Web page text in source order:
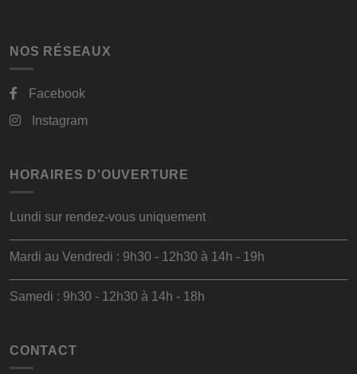
NOS RÉSEAUX
Facebook
Instagram
HORAIRES D'OUVERTURE
Lundi sur rendez-vous uniquement
Mardi au Vendredi : 9h30 - 12h30 à 14h - 19h
Samedi : 9h30 - 12h30 à 14h - 18h
CONTACT